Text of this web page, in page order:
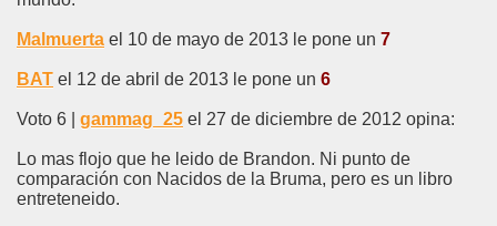
Malmuerta el 10 de mayo de 2013 le pone un 7
BAT el 12 de abril de 2013 le pone un 6
Voto 6 | gammag_25 el 27 de diciembre de 2012 opina:
Lo mas flojo que he leido de Brandon. Ni punto de
comparación con Nacidos de la Bruma, pero es un libro
entreteneido.